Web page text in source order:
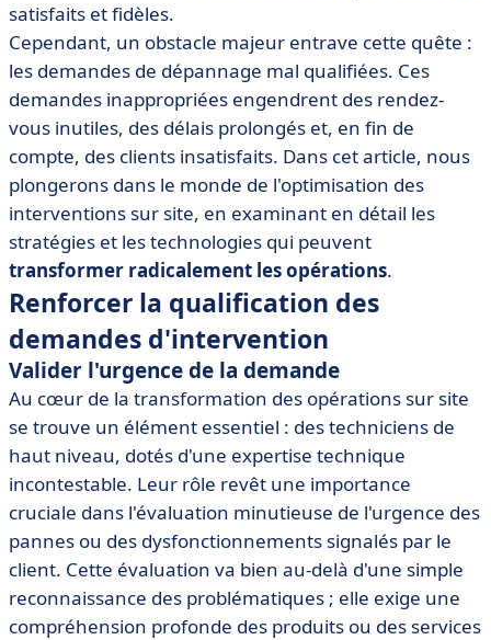
satisfaits et fidèles.
Cependant, un obstacle majeur entrave cette quête :
les demandes de dépannage mal qualifiées. Ces
demandes inappropriées engendrent des rendez-
vous inutiles, des délais prolongés et, en fin de
compte, des clients insatisfaits. Dans cet article, nous
plongerons dans le monde de l'optimisation des
interventions sur site, en examinant en détail les
stratégies et les technologies qui peuvent
transformer radicalement les opérations.
Renforcer la qualification des
demandes d'intervention
Valider l'urgence de la demande
Au cœur de la transformation des opérations sur site
se trouve un élément essentiel : des techniciens de
haut niveau, dotés d'une expertise technique
incontestable. Leur rôle revêt une importance
cruciale dans l'évaluation minutieuse de l'urgence des
pannes ou des dysfonctionnements signalés par le
client. Cette évaluation va bien au-delà d'une simple
reconnaissance des problématiques ; elle exige une
compréhension profonde des produits ou des services